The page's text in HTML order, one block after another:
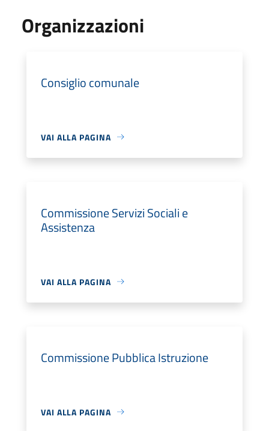
Organizzazioni
Consiglio comunale
VAI ALLA PAGINA
Commissione Servizi Sociali e
Assistenza
VAI ALLA PAGINA
Commissione Pubblica Istruzione
VAI ALLA PAGINA